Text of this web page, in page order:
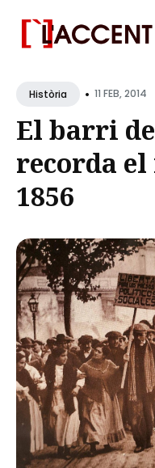
for
Blog
Història • 11 FEB, 2014
El barri
recorda
1856